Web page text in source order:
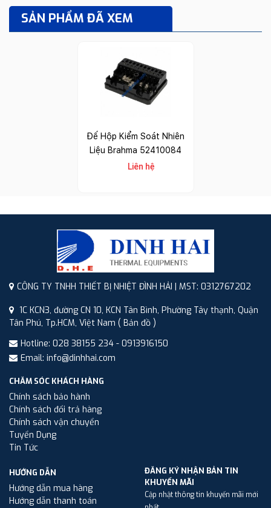
SẢN PHẨM ĐÃ XEM
Đế Hộp Kiểm Soát Nhiên
Liệu Brahma 52410084
Liên hệ
CÔNG TY TNHH THIẾT BỊ NHIỆT ĐÌNH HẢI | MST: 0312767202
1C KCN3, đường CN 10, KCN Tân Bình, Phường Tây thạnh, Quận
Tân Phú, Tp.HCM, Việt Nam ( Bản đồ )
Hotline: 028 38155 234 - 0913916150
Email: info@dinhhai.com
CHĂM SÓC KHÁCH HÀNG
Chính sách bảo hành
Chính sách đổi trả hàng
Chính sách vận chuyển
Tuyển Dụng
Tin Tức
HƯỚNG DẪN
Hướng dẫn mua hàng
Hướng dẫn thanh toán
ĐĂNG KÝ NHẬN BẢN TIN
KHUYẾN MÃI
Cập nhật thông tin khuyến mãi mới